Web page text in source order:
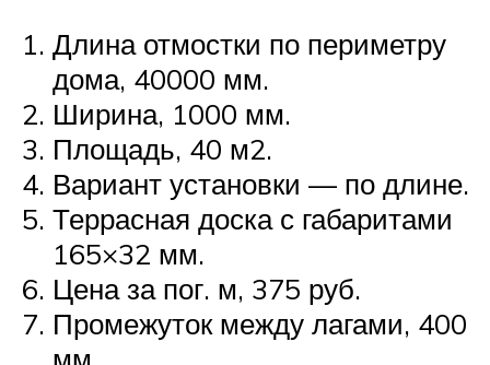
Длина отмостки по периметру
дома, 40000 мм.
Ширина, 1000 мм.
Площадь, 40 м2.
Вариант установки — по длине.
Террасная доска с габаритами
165×32 мм.
Цена за пог. м, 375 руб.
Промежуток между лагами, 400